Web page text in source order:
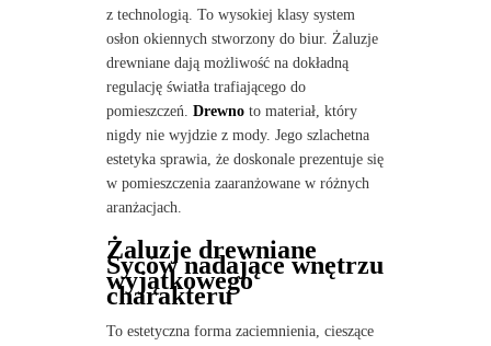
z technologią. To wysokiej klasy system
osłon okiennych stworzony do biur. Żaluzje
drewniane dają możliwość na dokładną
regulację światła trafiającego do
pomieszczeń. Drewnoto materiał, który
nigdy nie wyjdzie z mody. Jego szlachetna
estetyka sprawia, że doskonale prezentuje się
w pomieszczenia zaaranżowane w różnych
aranżacjach.
Żaluzje drewniane
Syców nadające wnętrzu
wyjątkowego
charakteru
To estetyczna forma zaciemnienia, cieszące